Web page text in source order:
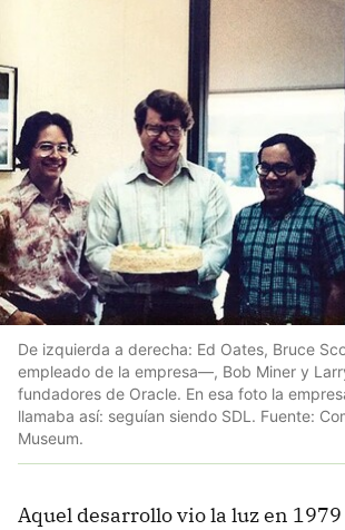
De izquierda a derecha: Ed Oates, Bruce
empleado de la empresa—, Bob Miner y
fundadores de Oracle. En esa foto la
llamaba así: seguían siendo SDL. Fuente:
Museum.
Aquel desarrollo vio la luz en 1979